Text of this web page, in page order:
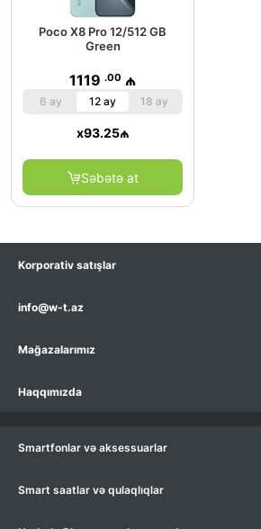
Poco X8 Pro 12/512 GB
Green
1119 .00 ₼
6 ay 12 ay 18 ay
x93.25₼
Səbətə at
Korporativ satışlar
info@w-t.az
Mağazalarımız
Haqqımızda
Smartfonlar və aksessuarlar
Smart saatlar və qulaqlıqlar